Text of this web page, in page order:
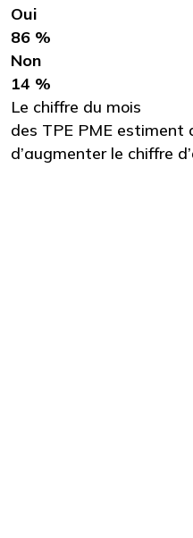
Oui
86 %
Non
14 %
Le chiffre du mois
des TPE PME estiment
d’augmenter le chiffre